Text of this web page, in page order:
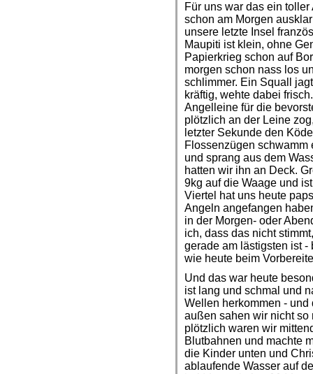
Für uns war das ein
schon am Morgen
unsere letzte Insel
Maupiti ist klein, ohne
Papierkrieg schon auf
morgen schon nass los
schlimmer. Ein Squall
kräftig, wehte dabei
Angelleine für die
plötzlich an der Leine
letzter Sekunde den
Flossenzügen schwamm
und sprang aus dem
hatten wir ihn an Deck.
9kg auf die Waage und
Viertel hat uns heute
Angeln angefangen
in der Morgen- oder
ich, dass das nicht
gerade am lästigsten ist
wie heute beim
Und das war heute
ist lang und schmal und
Wellen herkommen -
außen sahen wir nicht so
plötzlich waren wir
Blutbahnen und machte
die Kinder unten und
ablaufende Wasser auf